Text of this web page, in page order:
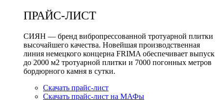
ПРАЙС-ЛИСТ
СИЯН — бренд вибропрессованной тротуарной плитки
высочайшего качества. Новейшая производственная
линия немецкого концерна FRIMA обеспечивает выпуск
до 2000 м2 тротуарной плитки и 7000 погонных метров
бордюрного камня в сутки.
Скачать прайс-лист
Скачать прайс-лист на МАФы